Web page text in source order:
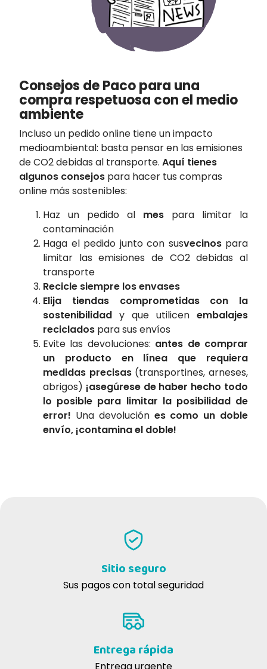
Consejos de Paco para una
compra respetuosa con el medio
ambiente
Incluso un pedido online tiene un impacto
medioambiental: basta pensar en las emisiones
de CO2 debidas al transporte. Aquí tienes
algunos consejos para hacer tus compras
online más sostenibles:
Haz un pedido al mes para limitar la
contaminación
Haga el pedido junto con susvecinos para
limitar las emisiones de CO2 debidas al
transporte
Recicle siempre los envases
Elija tiendas comprometidas con la
sostenibilidad y que utilicen embalajes
reciclados para sus envíos
Evite las devoluciones: antes de comprar
un producto en línea que requiera
medidas precisas (transportines, arneses,
abrigos) ¡asegúrese de haber hecho todo
lo posible para limitar la posibilidad de
error! Una devolución es como un doble
envío, ¡contamina el doble!
Sitio seguro
Sus pagos con total seguridad
Entrega rápida
Entrega urgente